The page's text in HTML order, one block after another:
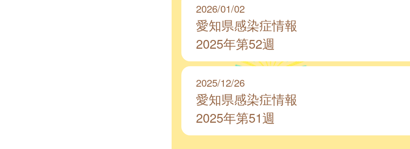
2026/01/02
愛知県感染症情報
2025年第52週
2025/12/26
愛知県感染症情報
2025年第51週